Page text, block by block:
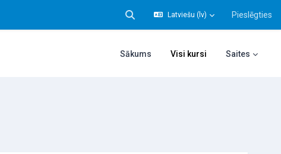
Pārslēgt meklēšanas ievadi
Latviešu ‎(lv)‎ Pieslēgties
Sākums Visi kursi Saites